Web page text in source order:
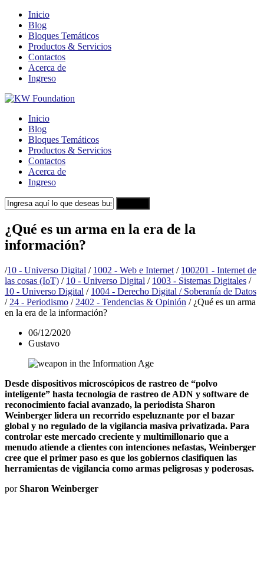
Inicio
Blog
Bloques Temáticos
Productos & Servicios
Contactos
Acerca de
Ingreso
Inicio
Blog
Bloques Temáticos
Productos & Servicios
Contactos
Acerca de
Ingreso
¿Qué es un arma en la era de la
información?
/10 - Universo Digital / 1002 - Web e Internet / 100201 - Internet de
las cosas (IoT) / 10 - Universo Digital / 1003 - Sistemas Digitales /
10 - Universo Digital / 1004 - Derecho Digital / Soberanía de Datos
/ 24 - Periodismo / 2402 - Tendencias & Opinión /¿Qué es un arma
en la era de la información?
06/12/2020
Gustavo
Desde dispositivos microscópicos de rastreo de “polvo
inteligente” hasta tecnología de rastreo de ADN y software de
reconocimiento facial avanzado, la periodista Sharon
Weinberger lidera un recorrido espeluznante por el bazar
global y no regulado de la vigilancia masiva privatizada. Para
controlar este mercado creciente y multimillonario que a
menudo atiende a clientes con intenciones nefastas, Weinberger
cree que el primer paso es que los gobiernos clasifiquen las
herramientas de vigilancia como armas peligrosas y poderosas.
porSharon Weinberger